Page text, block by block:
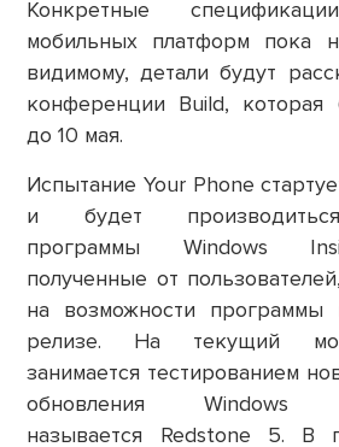
Конкретные
мобильных платформ пока
видимому, детали будут
конференции Build, которая
до 10 мая.
Испытание Your Phone
и будет
программы Windows
полученные от
на возможности
релизе. На текущий
занимается тестированием
обновления
называется Redstone 5. В